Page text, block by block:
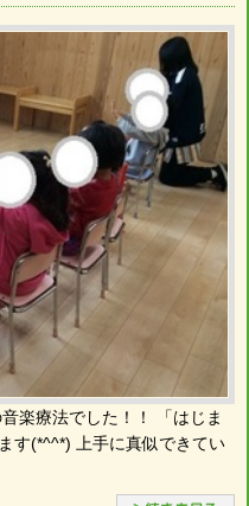
楽療法でした！！ 「はじま
す(*^^*) 上手に真似できてい